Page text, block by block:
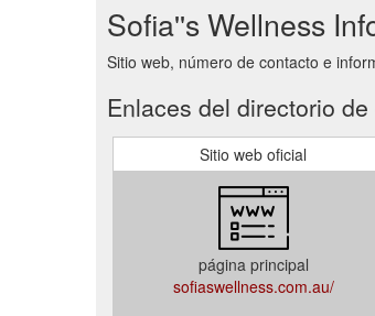
Sofia''s Wellness
Sitio web, número de contacto e
Enlaces del directorio
Sitio web oficial
página principal
sofiaswellness.com.au/